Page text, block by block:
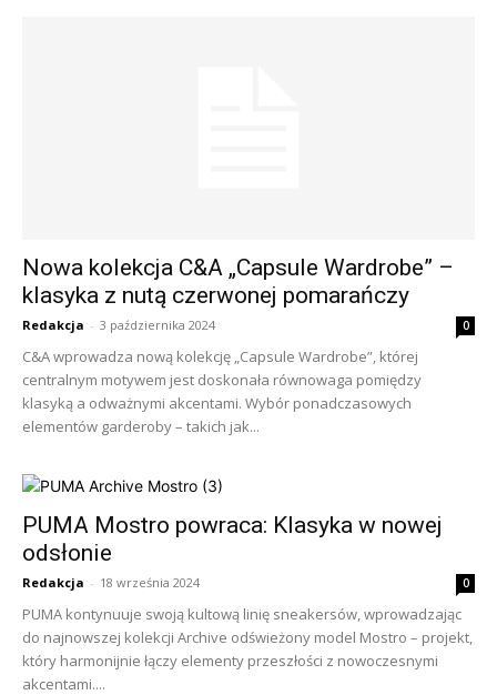
Nowa kolekcja C&A „Capsule Wardrobe” –
klasyka z nutą czerwonej pomarańczy
Redakcja - 3 października 2024 0
C&A wprowadza nową kolekcję „Capsule Wardrobe”, której
centralnym motywem jest doskonała równowaga pomiędzy
klasyką a odważnymi akcentami. Wybór ponadczasowych
elementów garderoby – takich jak...
PUMA Mostro powraca: Klasyka w nowej
odsłonie
Redakcja - 18 września 2024 0
PUMA kontynuuje swoją kultową linię sneakersów, wprowadzając
do najnowszej kolekcji Archive odświeżony model Mostro – projekt,
który harmonijnie łączy elementy przeszłości z nowoczesnymi
akcentami....